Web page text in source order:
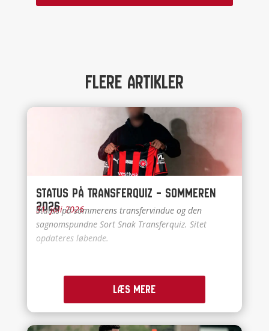
Flere artikler
Status på Transferquiz – Sommeren
2026
31. juli 2026
Status på sommerens transfervindue og den
sagnomspundne Sort Snak Transferquiz. Sitet
opdateres løbende.
Læs mere